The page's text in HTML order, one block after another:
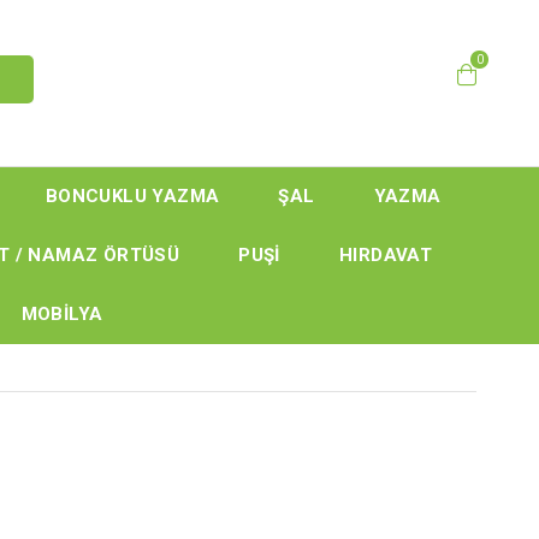
0
BONCUKLU YAZMA ŞAL YAZMA
/ NAMAZ ÖRTÜSÜ PUŞİ HIRDAVAT
MOBİLYA